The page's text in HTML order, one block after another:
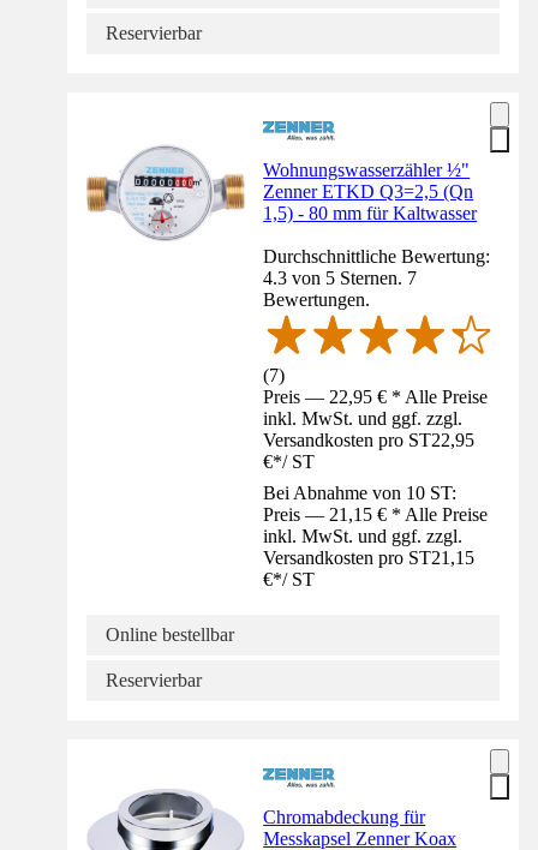
Reservierbar
Wohnungswasserzähler ½"
Zenner ETKD Q3=2,5 (Qn
1,5) - 80 mm für Kaltwasser
Durchschnittliche Bewertung:
4.3 von 5 Sternen. 7
Bewertungen.
(7)
Preis — 22,95 € * Alle Preise
inkl. MwSt. und ggf. zzgl.
Versandkosten pro ST22,95
€*/ ST
Bei Abnahme von 10 ST:
Preis — 21,15 € * Alle Preise
inkl. MwSt. und ggf. zzgl.
Versandkosten pro ST21,15
€*/ ST
Online bestellbar
Reservierbar
Chromabdeckung für
Messkapsel Zenner Koax